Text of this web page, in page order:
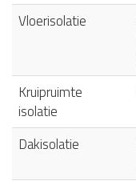
Vloerisolatie
Kruipruimte
isolatie
Dakisolatie